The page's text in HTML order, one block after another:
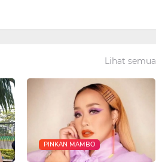
Lihat semua
PINKAN MAMBO